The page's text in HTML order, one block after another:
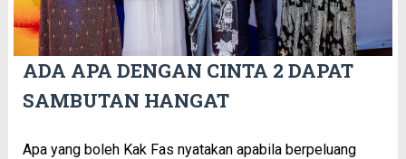
ADA APA DENGAN CINTA 2 DAPAT
SAMBUTAN HANGAT
Apa yang boleh Kak Fas nyatakan apabila berpeluang